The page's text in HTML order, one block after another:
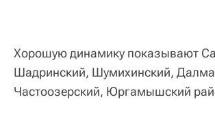
Хорошую динамику показывают
Шадринский, Шумихинский,
Частоозерский, Юргамышский